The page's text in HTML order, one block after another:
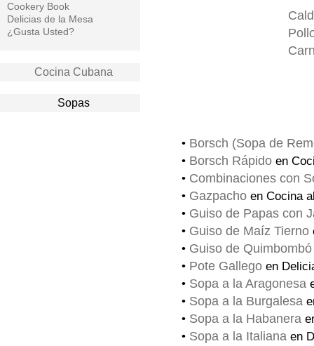
Cookery Book
Delicias de la Mesa
¿Gusta Usted?
Cocina Cubana
Sopas
• Borsch (Sopa de
• Borsch Rápidoen
• Combinaciones con
• Gazpachoen Cocina
• Guiso de Papas con
• Guiso de Maíz Tierno
• Guiso de
• Pote Gallegoen
• Sopa a la Aragonesa
• Sopa a la Burgalesa
• Sopa a la Habanera
• Sopa a la Italianaen